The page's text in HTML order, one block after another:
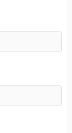
upclient-5.0b8/